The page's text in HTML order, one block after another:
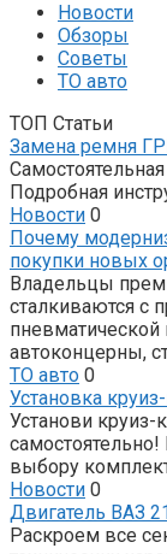
Новости
Обзоры
Советы
ТО авто
ТОП Статьи
Замена ремня
Подробная
Новости 0
Почему
покупки новых
Владельцы
сталкиваются
автоконцерны,
ТО авто 0
Установка
Установи круиз-
выбору
Новости 0
Двигатель ВАЗ
Раскроем все